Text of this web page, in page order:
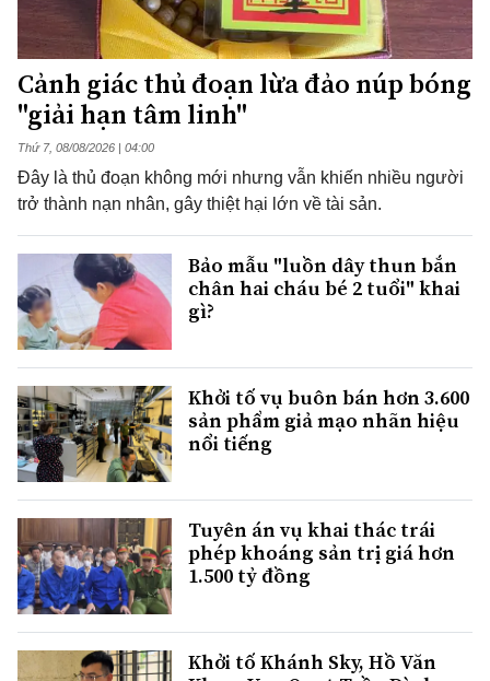
Cảnh giác thủ đoạn lừa đảo núp bóng
"giải hạn tâm linh"
Thứ 7, 08/08/2026 | 04:00
Đây là thủ đoạn không mới nhưng vẫn khiến nhiều người
trở thành nạn nhân, gây thiệt hại lớn về tài sản.
Bảo mẫu "luồn dây thun bắn
chân hai cháu bé 2 tuổi" khai
gì?
Khởi tố vụ buôn bán hơn 3.600
sản phẩm giả mạo nhãn hiệu
nổi tiếng
Tuyên án vụ khai thác trái
phép khoáng sản trị giá hơn
1.500 tỷ đồng
Khởi tố Khánh Sky, Hồ Văn